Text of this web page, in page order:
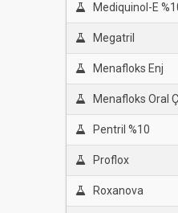
Mediquinol-E
Megatril
Menafloks Enj
Menafloks Oral
Pentril %10
Proflox
Roxanova